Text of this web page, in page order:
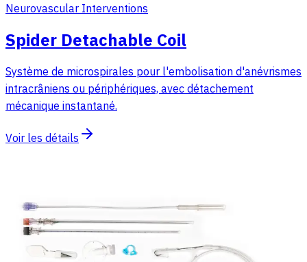
Neurovascular Interventions
Spider Detachable Coil
Système de microspirales pour l'embolisation d'anévrismes
intracrâniens ou périphériques, avec détachement
mécanique instantané.
Voir les détails